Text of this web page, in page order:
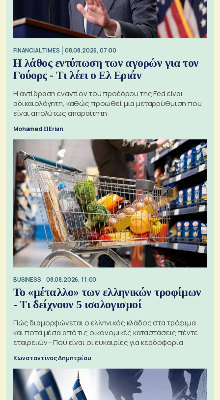
FINANCIAL TIMES 08.08.2026, 07:00
Η λάθος εντύπωση των αγορών για τον
Γούορς - Τι λέει ο Ελ Εριάν
Η αντίδραση εναντίον του προέδρου της Fed είναι
αδικαιολόγητη, καθώς προωθεί μια μεταρρύθμιση που
είναι απολύτως απαραίτητη
Mohamed El Erian
BUSINESS 08.08.2026, 11:00
Το «μέταλλο» των ελληνικών τροφίμων
- Τι δείχνουν 5 ισολογισμοί
Πώς διαμορφώνεται ο ελληνικός κλάδος στα τρόφιμα
και ποτά μέσα από τις οικονομικές καταστάσεις πέντε
εταιρειών - Πού είναι οι ευκαιρίες για κερδοφορία
Κωνσταντίνος Δημητρίου